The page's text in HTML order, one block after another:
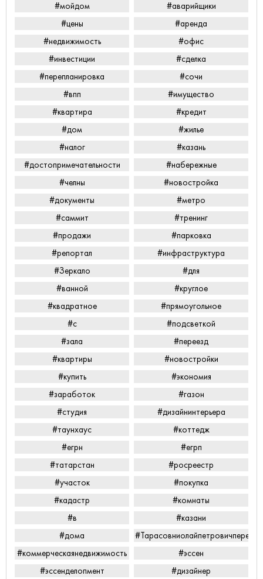
#мойдом
#аварийщики
#цены
#аренда
#недвижимость
#офис
#инвестиции
#сделка
#перепланировка
#сочи
#впп
#имущество
#квартира
#кредит
#дом
#жилье
#налог
#казань
#достопримечательности
#набережные
#челны
#новостройка
#документы
#метро
#саммит
#тренинг
#продажи
#парковка
#репортал
#инфраструктура
#Зеркало
#для
#ванной
#круглое
#квадратное
#прямоугольное
#с
#подсветкой
#зала
#переезд
#квартиры
#новостройки
#купить
#экономия
#заработок
#газон
#студия
#дизайнинтерьера
#таунхаус
#коттедж
#егрн
#егрп
#татарстан
#росреестр
#участок
#покупка
#кадастр
#комнаты
#в
#казани
#дома
#коммерческаянедвижимость
#эссен
#эссенделопмент
#дизайнер